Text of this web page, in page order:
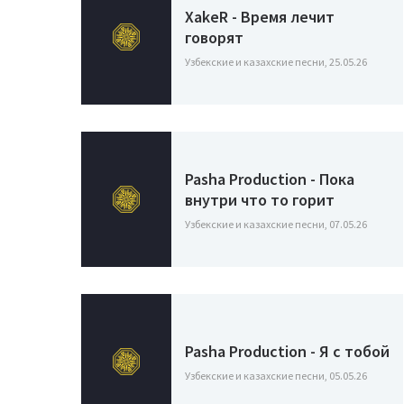
XakeR - Время лечит
говорят
Узбекские и казахские песни, 25.05.26
Pasha Production - Пока
внутри что то горит
Узбекские и казахские песни, 07.05.26
Pasha Production - Я с тобой
Узбекские и казахские песни, 05.05.26